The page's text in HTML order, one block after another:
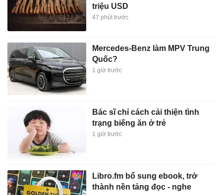
triệu USD
47 phút trước
Mercedes-Benz làm MPV Trung
Quốc?
1 giờ trước
Bác sĩ chỉ cách cải thiện tình
trạng biếng ăn ở trẻ
1 giờ trước
Libro.fm bổ sung ebook, trở
thành nền tảng đọc - nghe